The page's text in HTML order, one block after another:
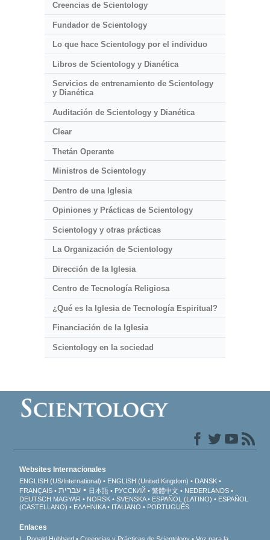
Creencias de Scientology
Fundador de Scientology
Lo que hace Scientology por el individuo
Libros de Scientology y Dianética
Servicios de entrenamiento de Scientology
y Dianética
Auditación de Scientology y Dianética
Clear
Thetán Operante
Ministros de Scientology
Dentro de una Iglesia
Opiniones y Prácticas de Scientology
Scientology y otras prácticas
La Organización de Scientology
Dirección de la Iglesia
Centro de Tecnología Religiosa
¿Qué es la Iglesia de Tecnología Espiritual?
Financiación de la Iglesia
Scientology en la sociedad
Websites Internacionales
ENGLISH (US/International) ENGLISH (United Kingdom)
DANSK
FRANÇAIS
עברית 日本語 РУССКИЙ 繁體中文
NEDERLANDS
DEUTSCH MAGYAR NORSK SVENSKA ESPAÑOL (LATINO)
ESPAÑOL
(CASTELLANO)
ΕΛΛΗΝΙΚA ITALIANO PORTUGUÊS
Enlaces